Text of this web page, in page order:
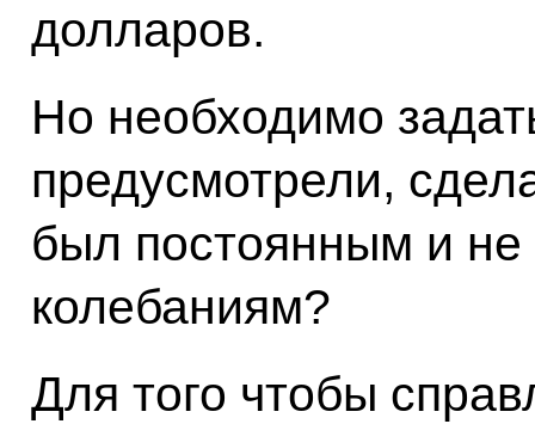
долларов.
Но необходимо
предусмотрели,
был постоянным и не
колебаниям?
Для того чтобы